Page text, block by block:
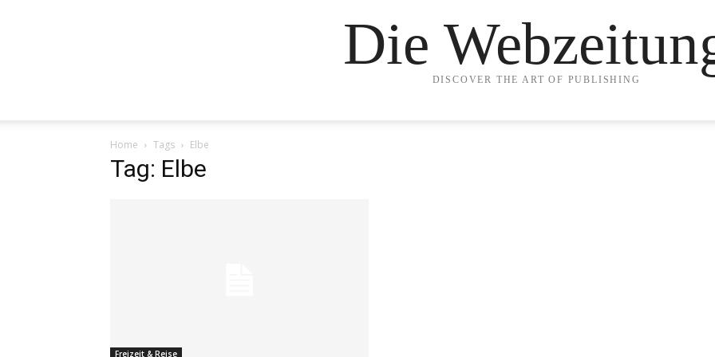
Die
DISCOVER THE ART OF PUBLISHING
Home Tags Elbe
Tag: Elbe
Freizeit & Reise